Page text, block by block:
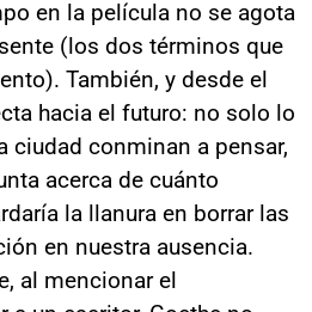
en la película no se agota
(los dos términos que
También, y desde el
hacia el futuro: no solo lo
ciudad conminan a pensar,
acerca de cuánto
la llanura en borrar las
en nuestra ausencia.
al mencionar el